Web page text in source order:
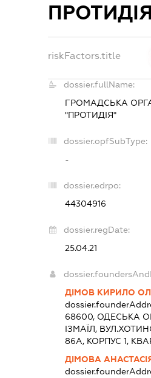
ПРОТИДІЯ
riskFactors.title
dossier.fullName:
ГРОМАДСЬКА
"ПРОТИДІЯ"
dossier.opfSubType:
-
dossier.edrpo:
44304916
dossier.regDate:
25.04.21
ДІМОВ КИРИЛО
68600, ОДЕСЬКА
ІЗМАЇЛ,
86А, КОРПУС 1,
ДІМОВА